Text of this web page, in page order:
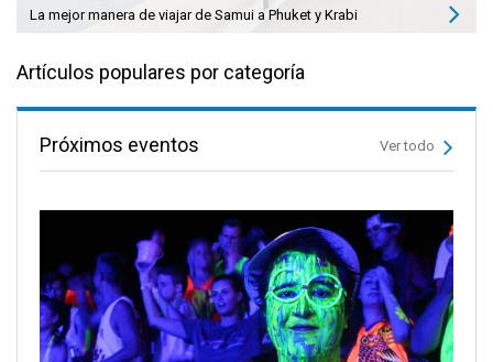
La mejor manera de viajar de Samui a Phuket y Krabi
Artículos populares por categoría
Próximos eventos Ver todo